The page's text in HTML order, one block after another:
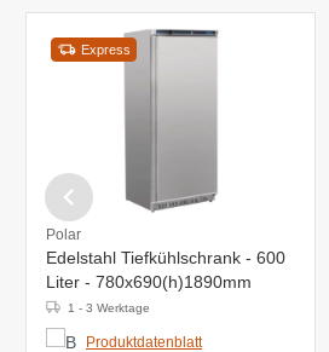
Express
Polar
Edelstahl Tiefkühlschrank - 600
Liter - 780x690(h)1890mm
1 - 3 Werktage
Produktdatenblatt